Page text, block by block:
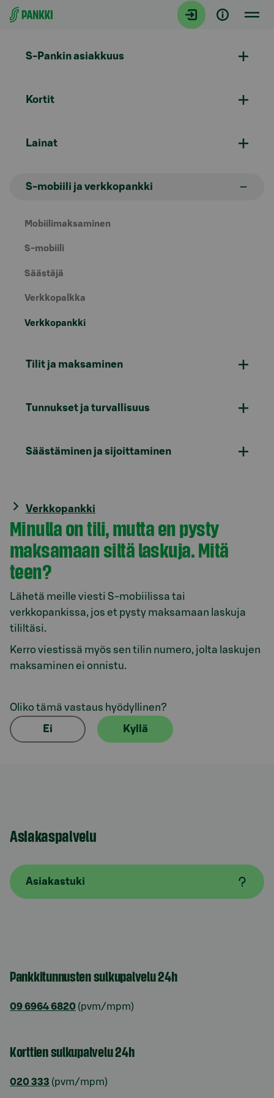
Siirry suoraan sisältöön
S-Pankin asiakkuus
Kortit
Lainat
S-mobiili ja verkkopankki
Mobiilimaksaminen
S-mobiili
Säästäjä
Verkkopalkka
Verkkopankki
Tilit ja maksaminen
Tunnukset ja turvallisuus
Säästäminen ja sijoittaminen
Verkkopankki
Minulla on tili, mutta en pysty
maksamaan siltä laskuja. Mitä
teen?
Lähetä meille viesti S-mobiilissa tai
verkkopankissa, jos et pysty maksamaan laskuja
tililtäsi.
Kerro viestissä myös sen tilin numero, jolta laskujen
maksaminen ei onnistu.
Oliko tämä vastaus hyödyllinen?
Ei Kyllä
Asiakaspalvelu
Asiakastuki
Pankkitunnusten sulkupalvelu 24h
09 6964 6820 (pvm/mpm)
Korttien sulkupalvelu 24h
020 333 (pvm/mpm)